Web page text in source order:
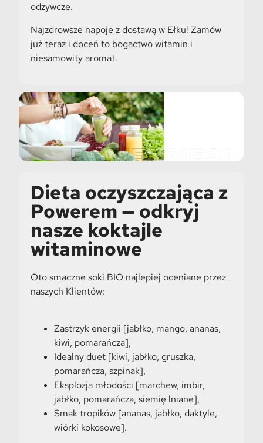
odżywcze.
Najzdrowsze napoje z dostawą w Ełku! Zamów
już teraz i doceń to bogactwo witamin i
niesamowity aromat.
Dieta oczyszczająca z
Powerem — odkryj
nasze koktajle
witaminowe
Oto smaczne soki BIO najlepiej oceniane przez
naszych Klientów:
Zastrzyk energii [jabłko, mango, ananas,
kiwi, pomarańcza],
Idealny duet [kiwi, jabłko, gruszka,
pomarańcza, szpinak],
Eksplozja młodości [marchew, imbir,
jabłko, pomarańcza, siemię lniane],
Smak tropików [ananas, jabłko, daktyle,
wiórki kokosowe].